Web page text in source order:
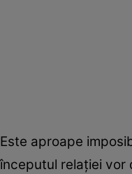
Este aproape
începutul relaţiei vor